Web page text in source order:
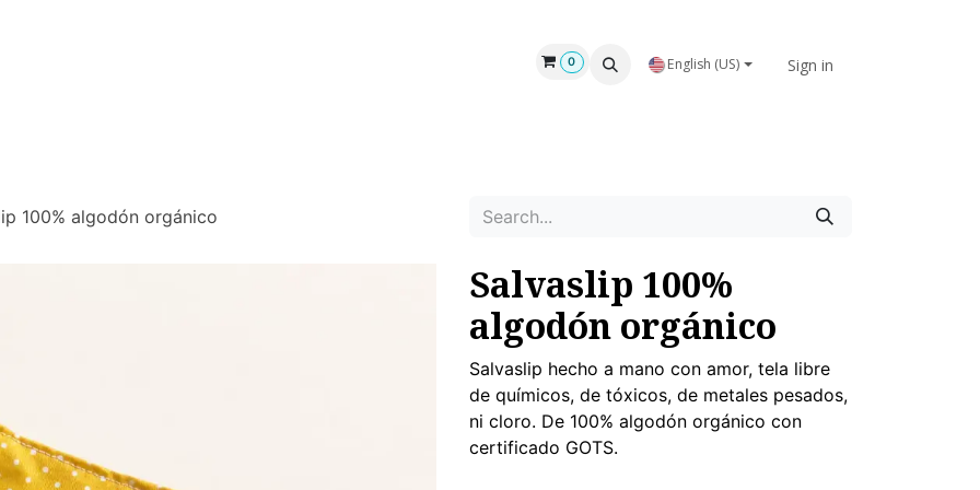
0 English (US) Sign in
100% algodón orgánico
Salvaslip 100%
algodón orgánico
Salvaslip hecho a mano con amor, tela libre
de químicos, de tóxicos, de metales pesados,
ni cloro. De 100% algodón orgánico con
certificado GOTS.